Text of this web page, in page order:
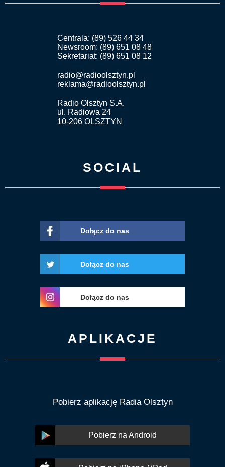
Centrala: (89) 526 44 34
Newsroom: (89) 651 08 48
Sekretariat: (89) 651 08 12
radio@radioolsztyn.pl
reklama@radioolsztyn.pl
Radio Olsztyn S.A.
ul. Radiowa 24
10-206 OLSZTYN
SOCIAL
Dołącz do nas
Dołącz do nas
Dołącz do nas
APLIKACJE
Pobierz aplikację Radia Olsztyn
Pobierz na Android